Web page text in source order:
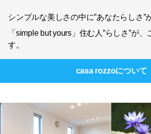
シンプルな美しさの中に”あなたらしさ”
「simple but yours」住む人”らしさ”が
す。
casa rozzoについて